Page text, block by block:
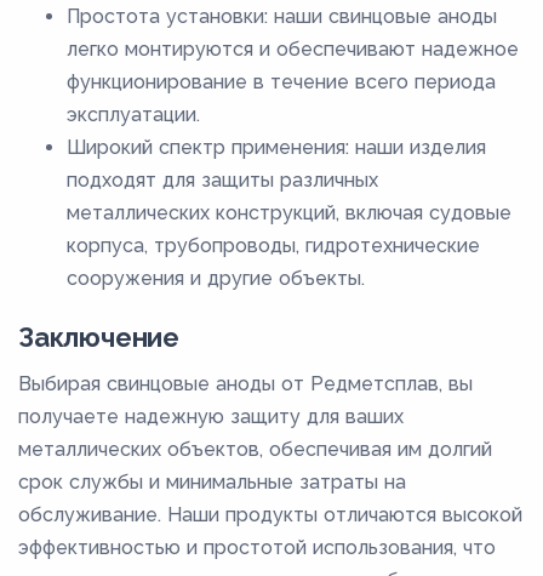
Простота установки: наши свинцовые аноды
легко монтируются и обеспечивают надежное
функционирование в течение всего периода
эксплуатации.
Широкий спектр применения: наши изделия
подходят для защиты различных
металлических конструкций, включая судовые
корпуса, трубопроводы, гидротехнические
сооружения и другие объекты.
Заключение
Выбирая свинцовые аноды от Редметсплав, вы
получаете надежную защиту для ваших
металлических объектов, обеспечивая им долгий
срок службы и минимальные затраты на
обслуживание. Наши продукты отличаются высокой
эффективностью и простотой использования, что